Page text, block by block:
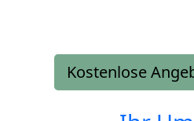
Kostenlose